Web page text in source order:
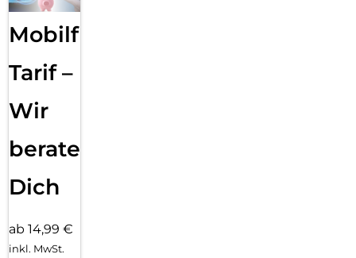
Mobilfunk
Tarif –
Wir
beraten
Dich
ab 14,99 €
inkl. MwSt.